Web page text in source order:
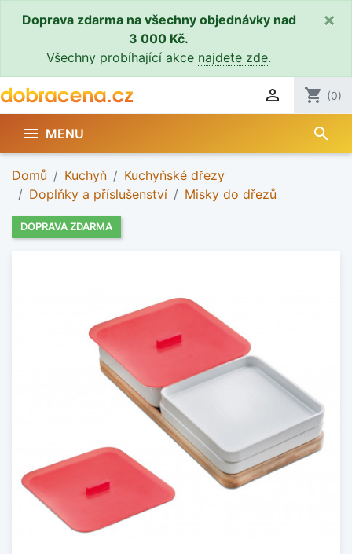
Doprava zdarma na všechny objednávky nad
3 000 Kč.
Všechny probíhající akce najdete zde.
×
 shopping_cart (0)
 MENU search
Domů Kuchyň
Kuchyňské dřezy
Doplňky a příslušenství
Misky do dřezů
DOPRAVA ZDARMA